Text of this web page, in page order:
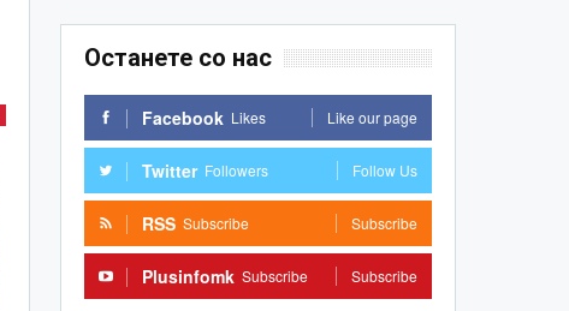
Останете со нас
Facebook Likes Like our page
Twitter Followers Follow Us
RSS Subscribe Subscribe
Plusinfomk Subscribe Subscribe